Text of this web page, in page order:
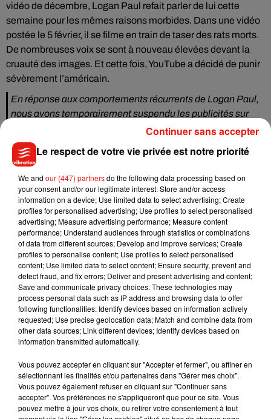
vidéo de décembre, Logan Paul refait parler de lui cette
semaine pour les mêmes raisons morbides. Dans une vidéo
postée le 5 février, il se filme en train de taser des rats morts.
De nombreuses voix se sont à nouveau élevées devant la
cruauté des images. Et cette fois, YouTube a décidé de punir
sévèrement l’américain.
En réponse aux comportements récurrents de Logan Paul,
nous avons temporairement suspendu les publicités sur
Malgré tout, la vidéo était encore en ligne vendredi soir. La
question se pose donc sur la modération du site qui, dans
ses conditions d’utilisation interdit tout bonnement la
publication de «contenus violents ou sanglants dont le but
principal est de choquer, de susciter un intérêt malsain ou de
porter atteinte au respect d'autrui».
Musique
7 août 2026
Julien Lieb s’essaye à la vie de chatelain
dans son nouveau clip
Madonna sort enfin le remix de « Love
Sensation » avec Kylie Minogue
Le respect de votre vie privée est notre priorité
We and our (447) partnersdo the following data processing based on
your consent and/or our legitimate interest: Store and/or access
information on a device; Use limited data to select advertising; Create
profiles for personalised advertising; Use profiles to select personalised
advertising; Measure advertising performance; Measure content
performance; Understand audiences through statistics or combinations
of data from different sources; Develop and improve services; Create
profiles to personalise content; Use profiles to select personalised
content; Use limited data to select content; Ensure security, prevent and
detect fraud, and fix errors; Deliver and present advertising and content;
Save and communicate privacy choices. These technologies may
process personal data such as IP address and browsing data to offer
following functionalities: Identify devices based on information actively
requested; Use precise geolocation data; Match and combine data from
other data sources; Link different devices; Identify devices based on
information transmitted automatically.
Vous pouvez accepter en cliquant sur "Accepter et fermer", ou affiner en
sélectionnant les finalités et/ou partenaires dans "Gérer mes choix".
Vous pouvez également refuser en cliquant sur "Continuer sans
accepter". Vos préférences ne s'appliqueront que pour ce site. Vous
pouvez mettre à jour vos choix, ou retirer votre consentement à tout
Continuer sans accepter